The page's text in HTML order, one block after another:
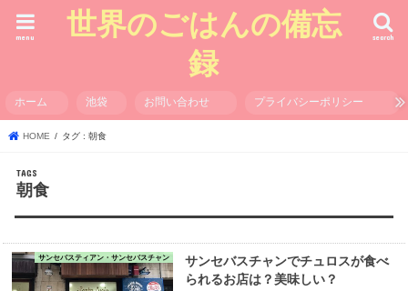
世界のごはんの備忘
録
search
menu
ホーム 池袋 お問い合わせ プライバシーポリシー
HOME タグ : 朝食
朝食
サンセバスティアン・サンセバスチャン
サンセバスチャンでチュロスが食べ
られるお店は？美味しい？